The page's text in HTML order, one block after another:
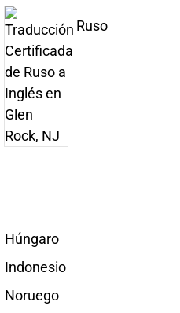
Ruso
Húngaro
Indonesio
Noruego